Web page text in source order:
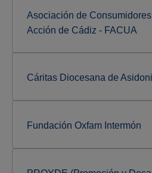
Asociación de
Acción de Cádiz - FACUA
Cáritas Diocesana de
Fundación Oxfam Intermón